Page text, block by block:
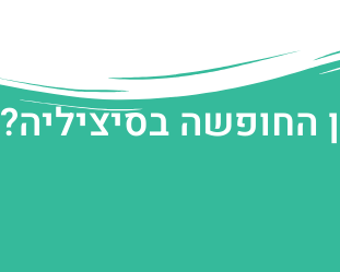
החופשה בסיציליה?